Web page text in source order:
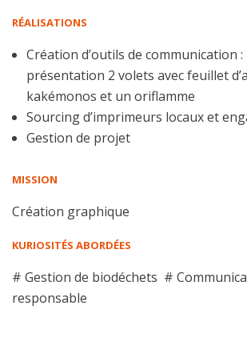
RÉALISATIONS
Création d’outils de communication
présentation 2 volets avec feuillet
kakémonos et un oriflamme
Sourcing d’imprimeurs locaux et
Gestion de projet
MISSION
Création graphique
KURIOSITÉS ABORDÉES
# Gestion de biodéchets #
responsable